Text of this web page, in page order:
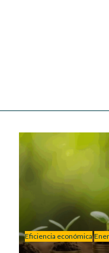
Eficiencia económica